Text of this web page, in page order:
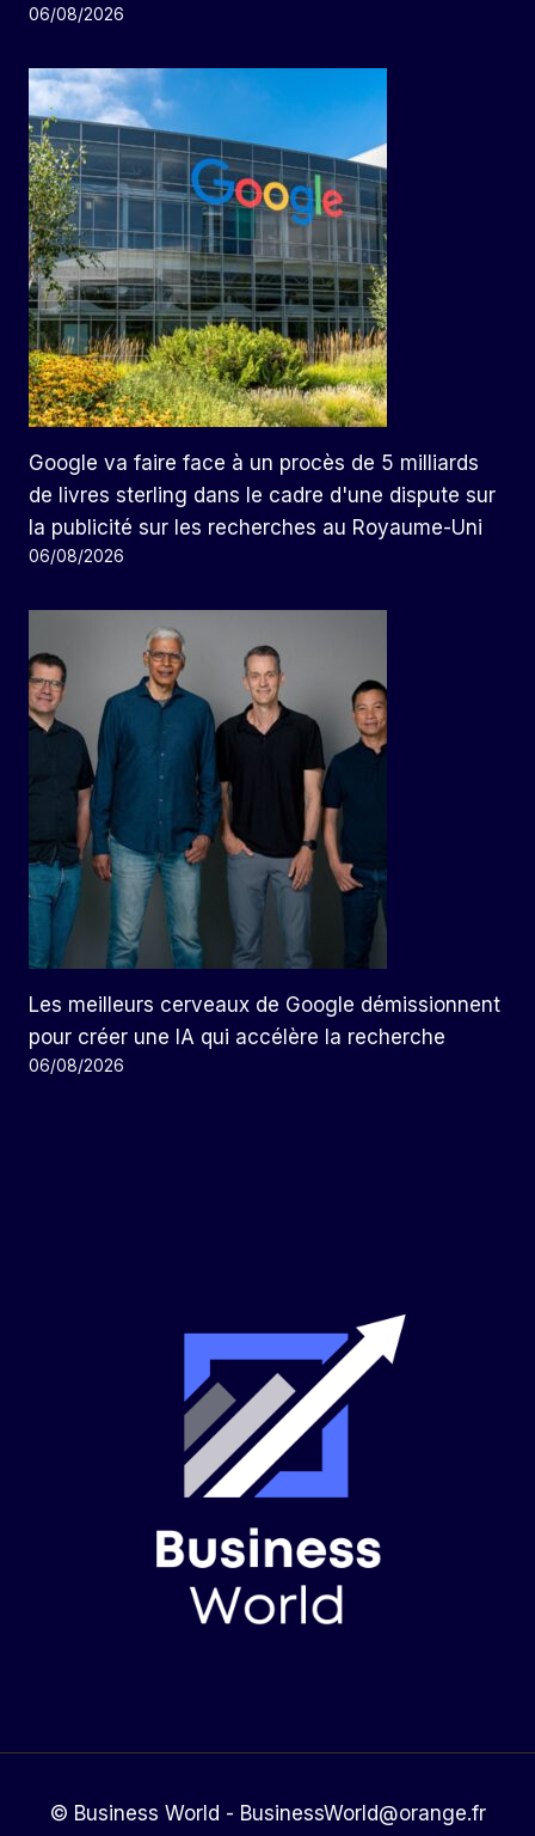
06/08/2026
Google va faire face à un procès de 5 milliards
de livres sterling dans le cadre d'une dispute sur
la publicité sur les recherches au Royaume-Uni
06/08/2026
Les meilleurs cerveaux de Google démissionnent
pour créer une IA qui accélère la recherche
06/08/2026
© Business World - BusinessWorld@orange.fr